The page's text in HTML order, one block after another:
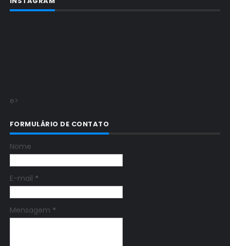
e>
FORMULÁRIO DE CONTATO
Nome
E-mail *
Mensagem *